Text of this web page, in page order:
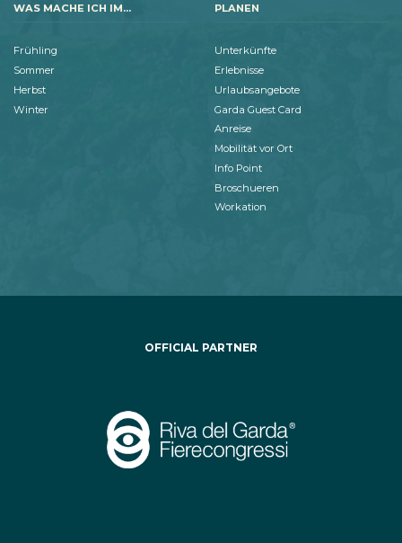
WAS MACHE ICH IM...
Frühling
Sommer
Herbst
Winter
PLANEN
Unterkünfte
Erlebnisse
Urlaubsangebote
Garda Guest Card
Anreise
Mobilität vor Ort
Info Point
Broschueren
Workation
OFFICIAL PARTNER